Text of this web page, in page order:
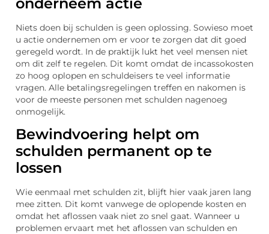
Niets doen bij schulden is geen oplossing. Sowieso moet
u actie ondernemen om er voor te zorgen dat dit goed
geregeld wordt. In de praktijk lukt het veel mensen niet
om dit zelf te regelen. Dit komt omdat de incassokosten
zo hoog oplopen en schuldeisers te veel informatie
vragen. Alle betalingsregelingen treffen en nakomen is
voor de meeste personen met schulden nagenoeg
onmogelijk.
Bewindvoering helpt om
schulden permanent op te
lossen
Wie eenmaal met schulden zit, blijft hier vaak jaren lang
mee zitten. Dit komt vanwege de oplopende kosten en
omdat het aflossen vaak niet zo snel gaat. Wanneer u
problemen ervaart met het aflossen van schulden en